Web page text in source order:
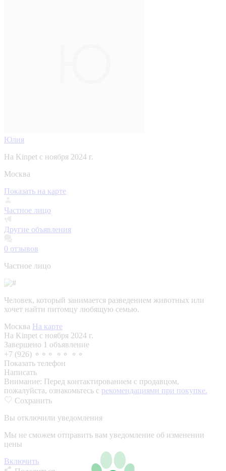
Юлия
На Kinpet c ноября 2024 г.
Москва
Показать на карте
Частное лицо
Другие объявления
0 отзывов
Частное лицо
Человек, который занимается разведением животных или
хочет найти питомцу любящую семью.
Москва На карте
На Kinpet c ноября 2024 г.
Завершено 1 объявление
+7 (926) ⚬⚬⚬ ⚬⚬ ⚬⚬
Показать телефон
Написать
Внимание: Перед контактированием с продавцом,
пожалуйста, ознакомьтесь с рекомендациями при покупке.
Сохранить
Вы отключили уведомления
Мы не сможем отправить вам уведомление об изменении
цены
Включить